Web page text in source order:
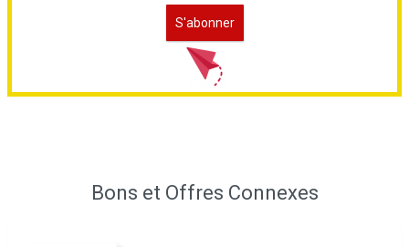
Bons et Offres Connexes